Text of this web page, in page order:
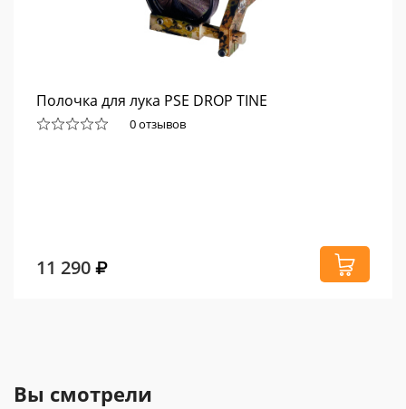
Полочка для лука PSE DROP TINE
0 отзывов
11 290
Вы смотрели